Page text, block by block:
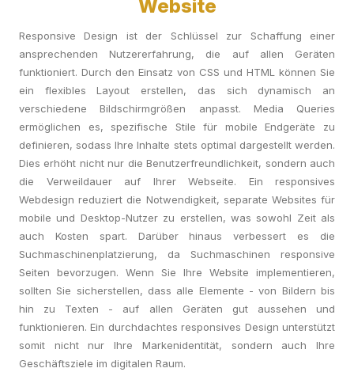
Website
Responsive Design ist der Schlüssel zur Schaffung einer
ansprechenden Nutzererfahrung, die auf allen Geräten
funktioniert. Durch den Einsatz von CSS und HTML können Sie
ein flexibles Layout erstellen, das sich dynamisch an
verschiedene Bildschirmgrößen anpasst. Media Queries
ermöglichen es, spezifische Stile für mobile Endgeräte zu
definieren, sodass Ihre Inhalte stets optimal dargestellt werden.
Dies erhöht nicht nur die Benutzerfreundlichkeit, sondern auch
die Verweildauer auf Ihrer Webseite. Ein responsives
Webdesign reduziert die Notwendigkeit, separate Websites für
mobile und Desktop-Nutzer zu erstellen, was sowohl Zeit als
auch Kosten spart. Darüber hinaus verbessert es die
Suchmaschinenplatzierung, da Suchmaschinen responsive
Seiten bevorzugen. Wenn Sie Ihre Website implementieren,
sollten Sie sicherstellen, dass alle Elemente - von Bildern bis
hin zu Texten - auf allen Geräten gut aussehen und
funktionieren. Ein durchdachtes responsives Design unterstützt
somit nicht nur Ihre Markenidentität, sondern auch Ihre
Geschäftsziele im digitalen Raum.